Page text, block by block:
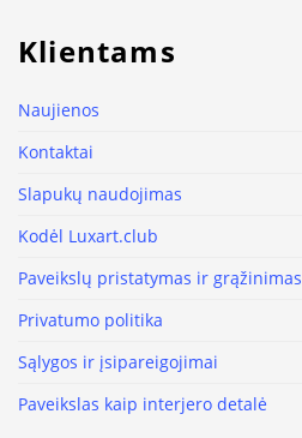
Klientams
Naujienos
Kontaktai
Slapukų naudojimas
Kodėl Luxart.club
Paveikslų pristatymas ir grąžinimas
Privatumo politika
Sąlygos ir įsipareigojimai
Paveikslas kaip interjero detalė